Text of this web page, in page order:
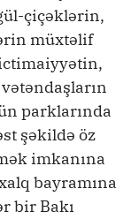
çiçəklərin,
müxtəlif
parklarında
şəkildə öz
imkanına
bayramına
bir Bakı